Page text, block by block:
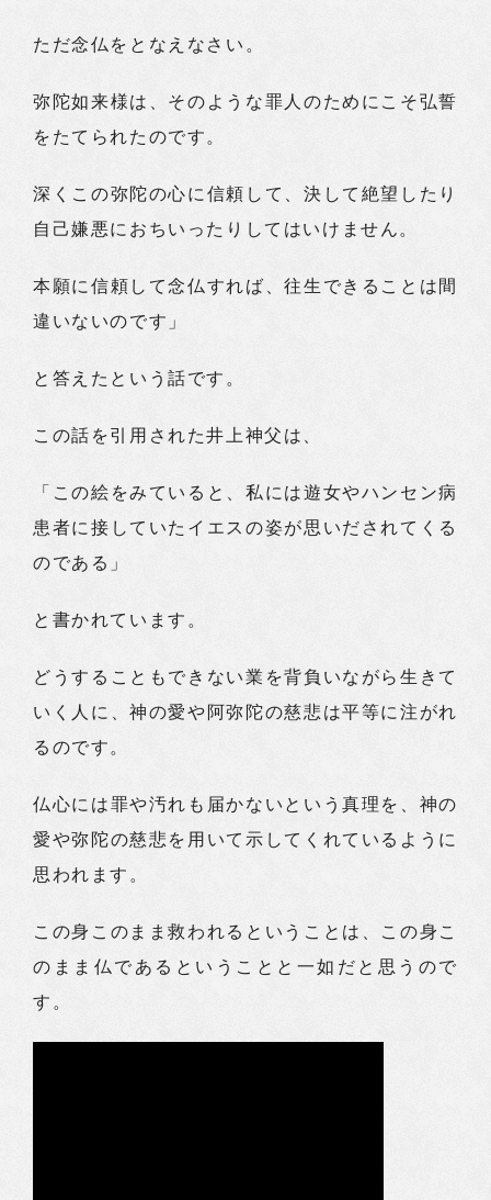
ただ念仏をとなえなさい。
弥陀如来様は、そのような罪人のためにこそ弘誓
をたてられたのです。
深くこの弥陀の心に信頼して、決して絶望したり
自己嫌悪におちいったりしてはいけません。
本願に信頼して念仏すれば、往生できることは間
違いないのです」
と答えたという話です。
この話を引用された井上神父は、
「この絵をみていると、私には遊女やハンセン病
患者に接していたイエスの姿が思いだされてくる
のである」
と書かれています。
どうすることもできない業を背負いながら生きて
いく人に、神の愛や阿弥陀の慈悲は平等に注がれ
るのです。
仏心には罪や汚れも届かないという真理を、神の
愛や弥陀の慈悲を用いて示してくれているように
思われます。
この身このまま救われるということは、この身こ
のまま仏であるということと一如だと思うので
す。